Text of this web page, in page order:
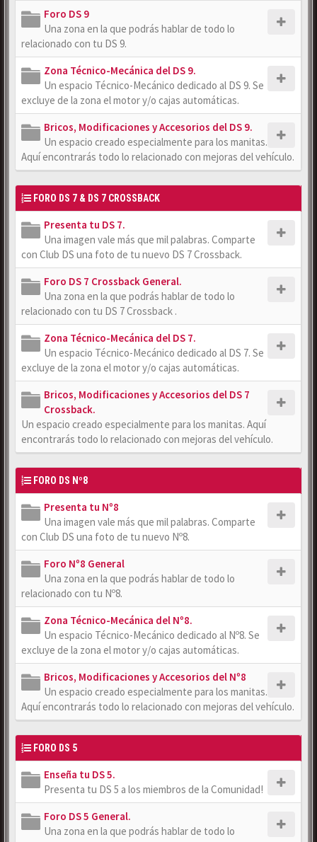
Foro DS 9
Una zona en la que podrás hablar de todo lo
relacionado con tu DS 9.
Zona Técnico-Mecánica del DS 9.
Un espacio Técnico-Mecánico dedicado al DS 9. Se
excluye de la zona el motor y/o cajas automáticas.
Bricos, Modificaciones y Accesorios del DS 9.
Un espacio creado especialmente para los manitas.
Aquí encontrarás todo lo relacionado con mejoras del vehículo.
FORO DS 7 & DS 7 CROSSBACK
Presenta tu DS 7.
Una imagen vale más que mil palabras. Comparte
con Club DS una foto de tu nuevo DS 7 Crossback.
Foro DS 7 Crossback General.
Una zona en la que podrás hablar de todo lo
relacionado con tu DS 7 Crossback .
Zona Técnico-Mecánica del DS 7.
Un espacio Técnico-Mecánico dedicado al DS 7. Se
excluye de la zona el motor y/o cajas automáticas.
Bricos, Modificaciones y Accesorios del DS 7
Crossback.
Un espacio creado especialmente para los manitas. Aquí
encontrarás todo lo relacionado con mejoras del vehículo.
FORO DS Nº8
Presenta tu Nº8
Una imagen vale más que mil palabras. Comparte
con Club DS una foto de tu nuevo Nº8.
Foro Nº8 General
Una zona en la que podrás hablar de todo lo
relacionado con tu Nº8.
Zona Técnico-Mecánica del Nº8.
Un espacio Técnico-Mecánico dedicado al Nº8. Se
excluye de la zona el motor y/o cajas automáticas.
Bricos, Modificaciones y Accesorios del Nº8
Un espacio creado especialmente para los manitas.
Aquí encontrarás todo lo relacionado con mejoras del vehículo.
FORO DS 5
Enseña tu DS 5.
Presenta tu DS 5 a los miembros de la Comunidad!
Foro DS 5 General.
Una zona en la que podrás hablar de todo lo